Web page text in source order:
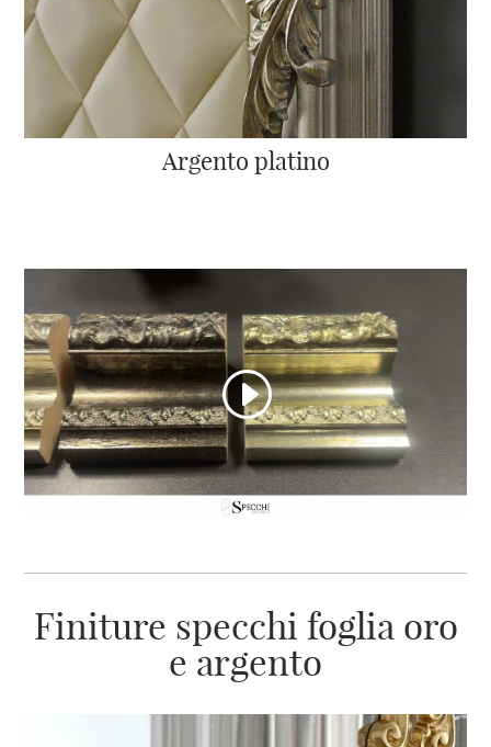
Argento platino
Finiture specchi foglia oro
e argento